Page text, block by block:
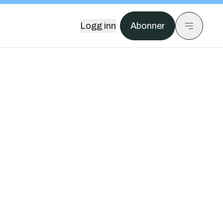
Logg inn Abonner